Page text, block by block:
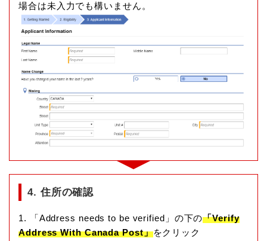
場合は未入力でも構いません。
4. 住所の確認
1. 「Address needs to be verified」の下の「Verify
Address With Canada Post」をクリック